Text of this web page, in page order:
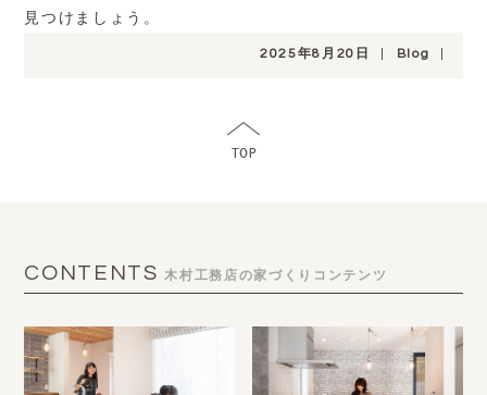
見つけましょう。
2025年8月20日 Blog
CONTENTS 木村工務店の家づくりコンテンツ